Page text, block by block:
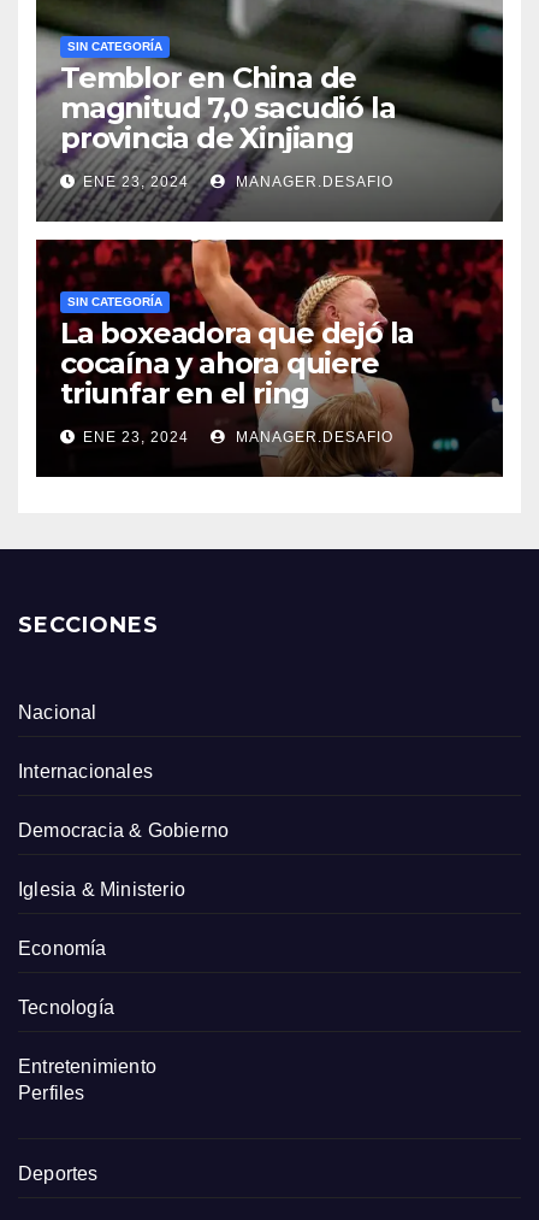
SIN CATEGORÍA
Temblor en China de
magnitud 7,0 sacudió la
provincia de Xinjiang
ENE 23, 2024 MANAGER.DESAFIO
SIN CATEGORÍA
La boxeadora que dejó la
cocaína y ahora quiere
triunfar en el ring​
ENE 23, 2024 MANAGER.DESAFIO
SECCIONES
Nacional
Internacionales
Democracia & Gobierno
Iglesia & Ministerio
Economía
Tecnología
Entretenimiento
Perfiles
Deportes